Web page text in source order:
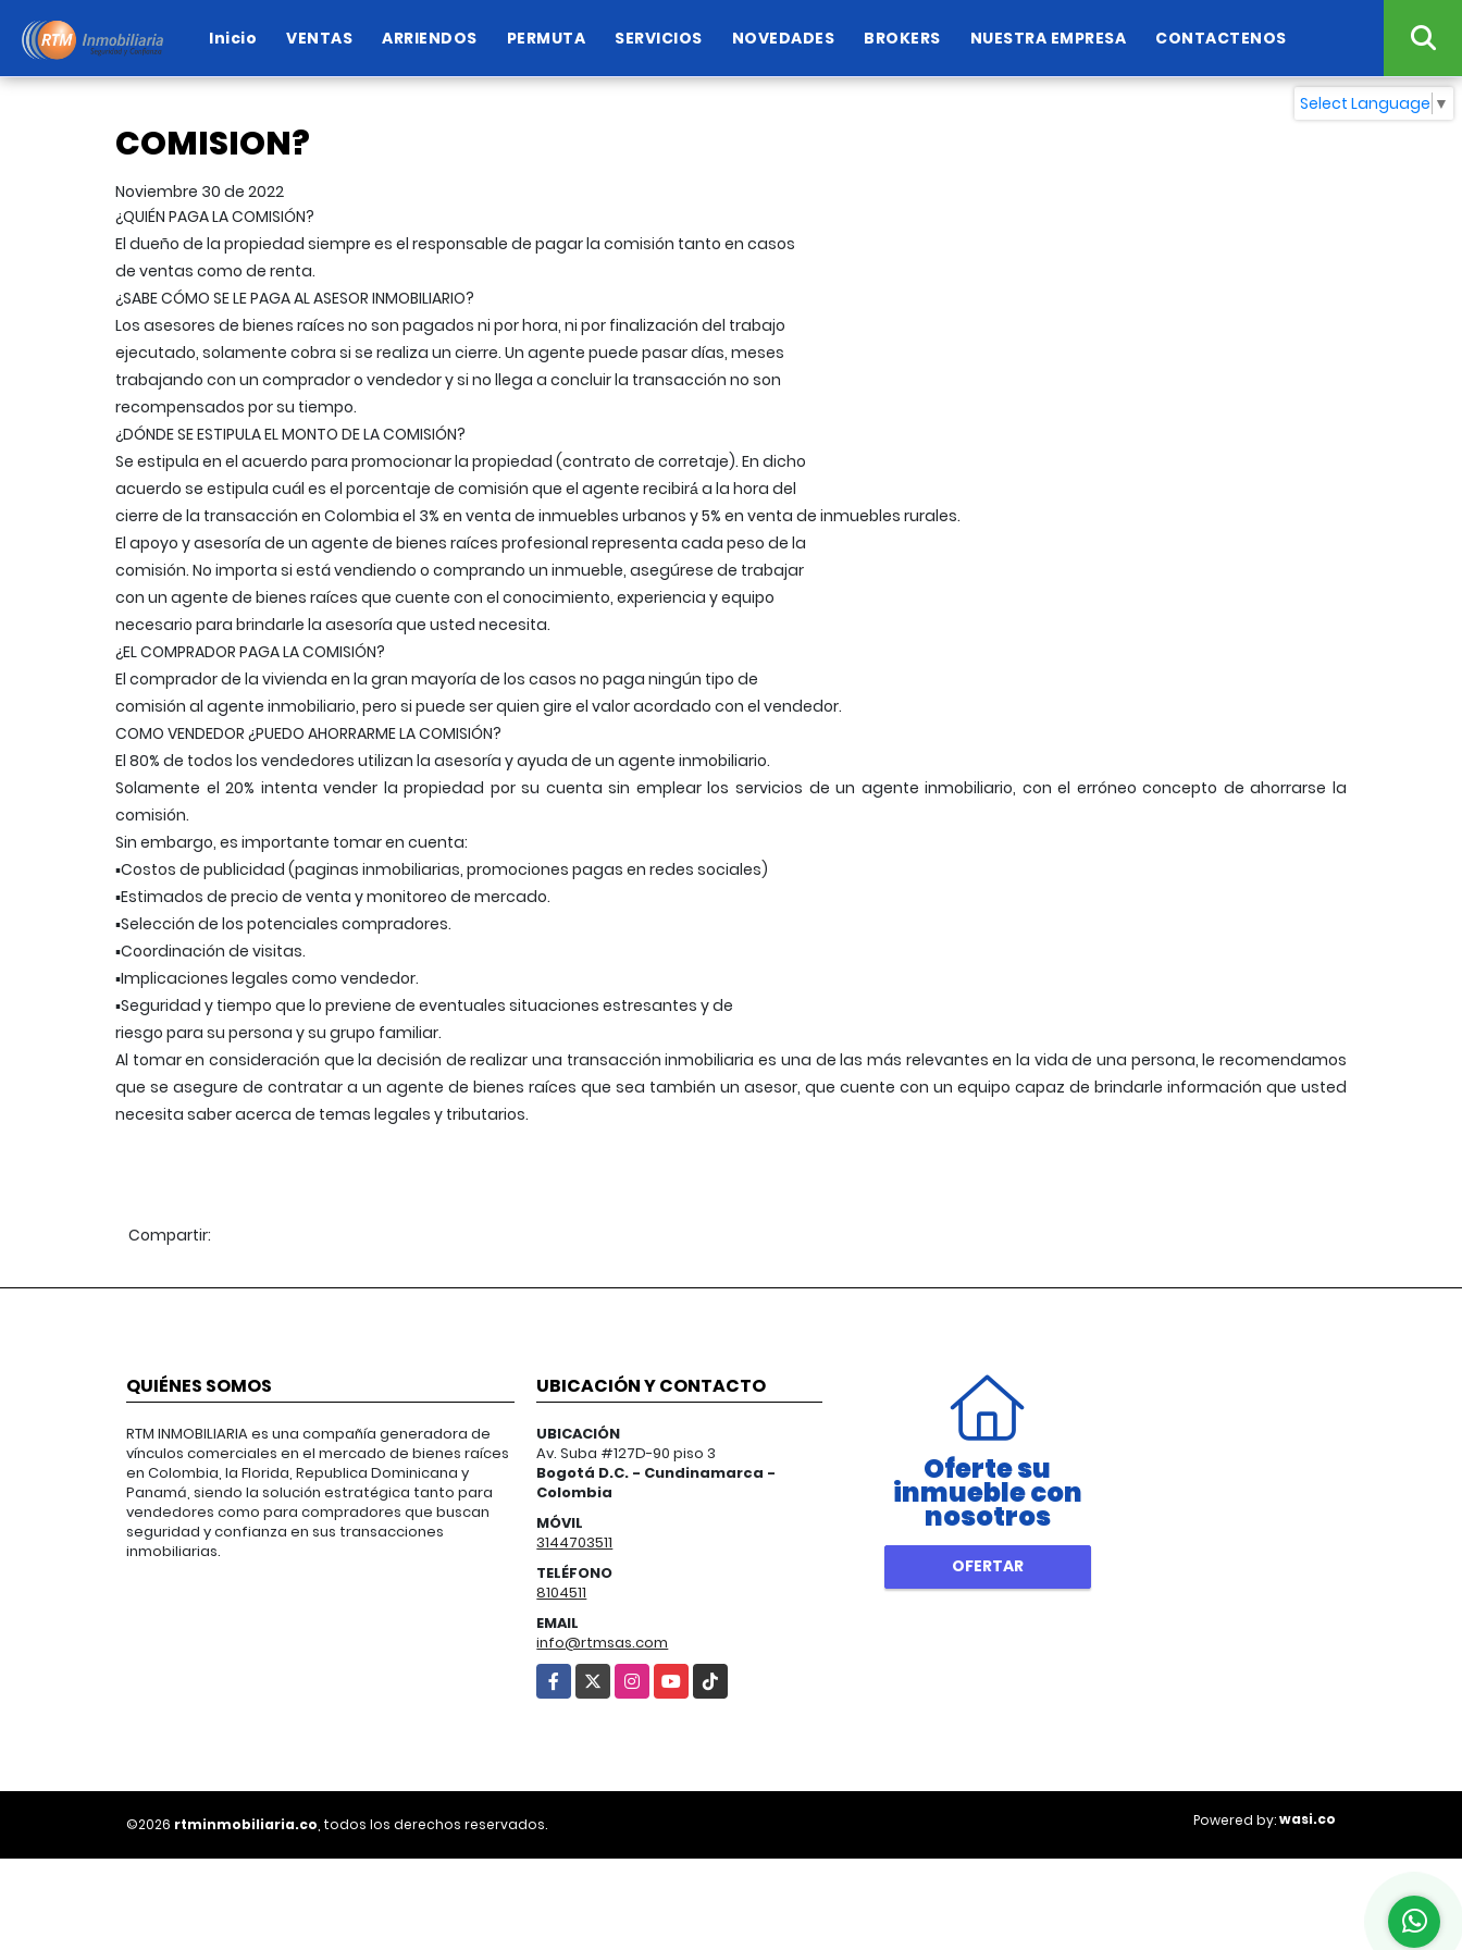
Inicio VENTAS ARRIENDOS PERMUTA SERVICIOS NOVEDADES BROKERS NUESTRA EMPRESA CONTACTENOS
Select Language ▼
COMISION?
Noviembre 30 de 2022
¿QUIÉN PAGA LA COMISIÓN?
El dueño de la propiedad siempre es el responsable de pagar la comisión tanto en casos
de ventas como de renta.
¿SABE CÓMO SE LE PAGA AL ASESOR INMOBILIARIO?
Los asesores de bienes raíces no son pagados ni por hora, ni por finalización del trabajo
ejecutado, solamente cobra si se realiza un cierre. Un agente puede pasar días, meses
trabajando con un comprador o vendedor y si no llega a concluir la transacción no son
recompensados por su tiempo.
¿DÓNDE SE ESTIPULA EL MONTO DE LA COMISIÓN?
Se estipula en el acuerdo para promocionar la propiedad (contrato de corretaje). En dicho
acuerdo se estipula cuál es el porcentaje de comisión que el agente recibirá́ a la hora del
cierre de la transacción en Colombia el 3% en venta de inmuebles urbanos y 5% en venta de inmuebles rurales.
El apoyo y asesoría de un agente de bienes raíces profesional representa cada peso de la
comisión. No importa si está vendiendo o comprando un inmueble, asegúrese de trabajar
con un agente de bienes raíces que cuente con el conocimiento, experiencia y equipo
necesario para brindarle la asesoría que usted necesita.
¿EL COMPRADOR PAGA LA COMISIÓN?
El comprador de la vivienda en la gran mayoría de los casos no paga ningún tipo de
comisión al agente inmobiliario, pero si puede ser quien gire el valor acordado con el vendedor.
COMO VENDEDOR ¿PUEDO AHORRARME LA COMISIÓN?
El 80% de todos los vendedores utilizan la asesoría y ayuda de un agente inmobiliario.
Solamente el 20% intenta vender la propiedad por su cuenta sin emplear los servicios de un agente inmobiliario, con el erróneo concepto de ahorrarse la
comisión.
Sin embargo, es importante tomar en cuenta:
▪Costos de publicidad (paginas inmobiliarias, promociones pagas en redes sociales)
▪Estimados de precio de venta y monitoreo de mercado.
▪Selección de los potenciales compradores.
▪Coordinación de visitas.
▪Implicaciones legales como vendedor.
▪Seguridad y tiempo que lo previene de eventuales situaciones estresantes y de
riesgo para su persona y su grupo familiar.
Al tomar en consideración que la decisión de realizar una transacción inmobiliaria es una de las más relevantes en la vida de una persona, le recomendamos
que se asegure de contratar a un agente de bienes raíces que sea también un asesor, que cuente con un equipo capaz de brindarle información que usted
necesita saber acerca de temas legales y tributarios.
Compartir:
QUIÉNES SOMOS
RTM INMOBILIARIA es una compañía generadora de
vínculos comerciales en el mercado de bienes raíces
en Colombia, la Florida, Republica Dominicana y
Panamá, siendo la solución estratégica tanto para
vendedores como para compradores que buscan
seguridad y confianza en sus transacciones
inmobiliarias.
UBICACIÓN Y CONTACTO
UBICACIÓN
Av. Suba #127D-90 piso 3
Bogotá D.C. - Cundinamarca -
Colombia
MÓVIL
3144703511
TELÉFONO
8104511
EMAIL
info@rtmsas.com
Facebook
X Instagram
YouTube
TikTok
Oferte su
inmueble con
nosotros
OFERTAR
©2026 rtminmobiliaria.co , todos los derechos reservados. Powered by:wasi.co